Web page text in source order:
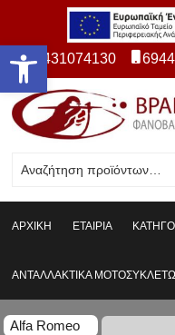
Ανοίξτε τη γραμμή εργαλείων 2431074130
ΑΡΧΙΚΗ ΕΤΑΙΡΙΑ
ΑΝΤΑΛΛΑΚΤΙΚΑ
Alfa Romeo